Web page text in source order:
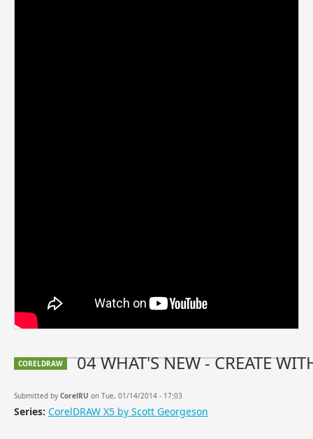
CORELDRAW 04 WHAT'S NEW - CREATE
Submitted by CorelRU on Tue, 01/14/2014 - 17:03
Series: CorelDRAW X5 by Scott Georgeson